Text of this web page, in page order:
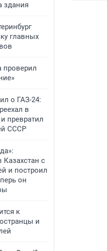
здания
главных
проверил
о ГАЗ-24:
в
превратил
СССР
Казахстан с
и построил
он
к
и